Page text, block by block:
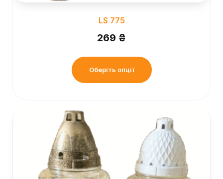
LS 775
269 ₴
Оберіть опції